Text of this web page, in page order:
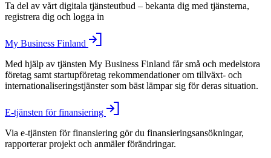
Ta del av vårt digitala tjänsteutbud – bekanta dig med tjänsterna,
registrera dig och logga in
My Business Finland
Med hjälp av tjänsten My Business Finland får små och medelstora
företag samt startupföretag rekommendationer om tillväxt- och
internationaliseringstjänster som bäst lämpar sig för deras situation.
E-tjänsten för finansiering
Via e-tjänsten för finansiering gör du finansieringsansökningar,
rapporterar projekt och anmäler förändringar.